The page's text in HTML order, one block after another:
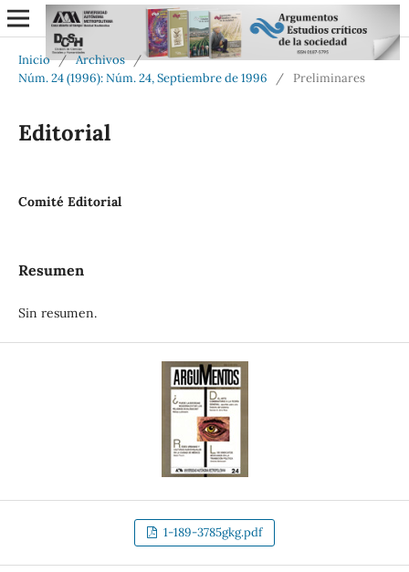
Inicio / Archivos /
Núm. 24 (1996): Núm. 24, Septiembre de 1996
/ Preliminares
Editorial
Comité Editorial
Resumen
Sin resumen.
1-189-3785gkg.pdf